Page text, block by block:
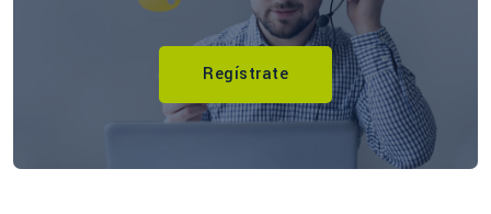
Regístrate